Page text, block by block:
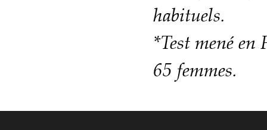
habituels.
*Test mené en
65 femmes.